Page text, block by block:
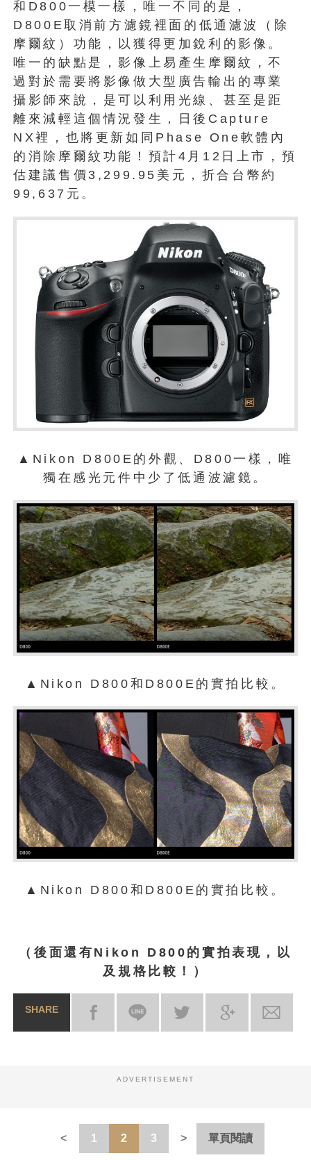
和D800一模一樣，唯一不同的是，
D800E取消前方濾鏡裡面的低通濾波（除
摩爾紋）功能，以獲得更加銳利的影像。
唯一的缺點是，影像上易產生摩爾紋，不
過對於需要將影像做大型廣告輸出的專業
攝影師來說，是可以利用光線、甚至是距
離來減輕這個情況發生，日後Capture
NX裡，也將更新如同Phase One軟體內
的消除摩爾紋功能！預計4月12日上市，預
估建議售價3,299.95美元，折合台幣約
99,637元。
▲Nikon D800E的外觀、D800一樣，唯
獨在感光元件中少了低通波濾鏡。
▲Nikon D800和D800E的實拍比較。
▲Nikon D800和D800E的實拍比較。
（後面還有Nikon D800的實拍表現，以
及規格比較！）
SHARE
ADVERTISEMENT
1 2 3 單頁閱讀